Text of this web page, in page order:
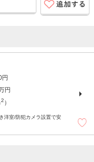
円
円
2 ）
洋室/防犯カメラ設置で安